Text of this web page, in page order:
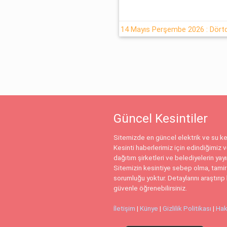
Güncel Kesintiler
Sitemizde en güncel elektrik ve su
Kesinti haberlerimiz için edindiğimiz
dağıtım şirketleri ve belediyelerin
Sitemizin kesintiye sebep olma,
sorumluğu yoktur. Detaylarını
güvenle öğrenebilirsiniz.
İletişim |Künye |Gizlilik Politikası |